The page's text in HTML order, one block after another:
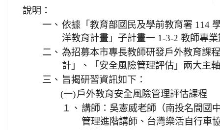
說明：
一、 依據「教育部國民及學前教育署 114
洋教育計畫」子計畫一 1-3-2 教師專
二、 為招募本市專長教師研發戶外教育課
計」、「安全風險管理評估」兩大主
三、 旨揭研習資訊如下：
(一)戶外教育安全風險管理評估課程
１、 講師：吳憲威老師（南投名間國
管理進階講師、台灣樂活自行車